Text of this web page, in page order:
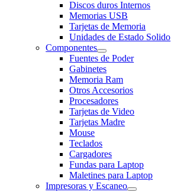
Discos duros Internos
Memorias USB
Tarjetas de Memoria
Unidades de Estado Solido
Componentes
Fuentes de Poder
Gabinetes
Memoria Ram
Otros Accesorios
Procesadores
Tarjetas de Video
Tarjetas Madre
Mouse
Teclados
Cargadores
Fundas para Laptop
Maletines para Laptop
Impresoras y Escaneo